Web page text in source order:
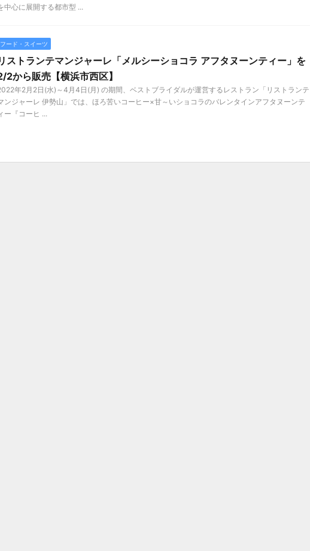
中心に展開する都市型 ...
フード・スイーツ
ストランテマンジャーレ「メルシーショコラ アフタヌーンティー」を
2から販売【横浜市西区】
年2月2日(水)～4月4日(月) の期間、ベストブライダルが運営するレストラン「リストランテ
ンジャーレ 伊勢山」では、ほろ苦いコーヒー×甘～いショコラのバレンタインアフタヌーンテ
ー『コーヒ ...